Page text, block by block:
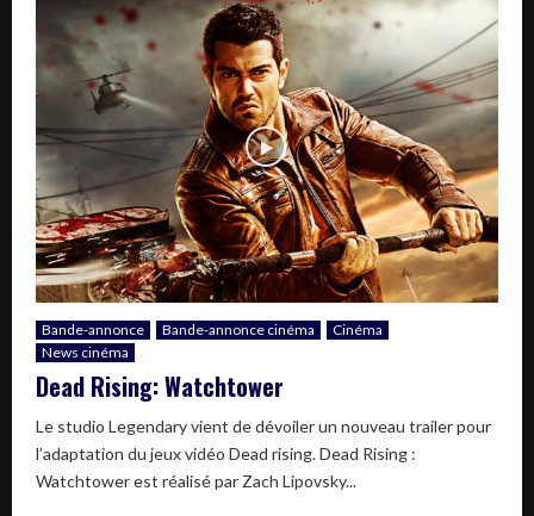
Bande-annonce Bande-annonce cinéma
Cinéma
News cinéma
Dead Rising: Watchtower
Le studio Legendary vient de dévoiler un nouveau trailer pour
l’adaptation du jeux vidéo Dead rising. Dead Rising :
Watchtower est réalisé par Zach Lipovsky...